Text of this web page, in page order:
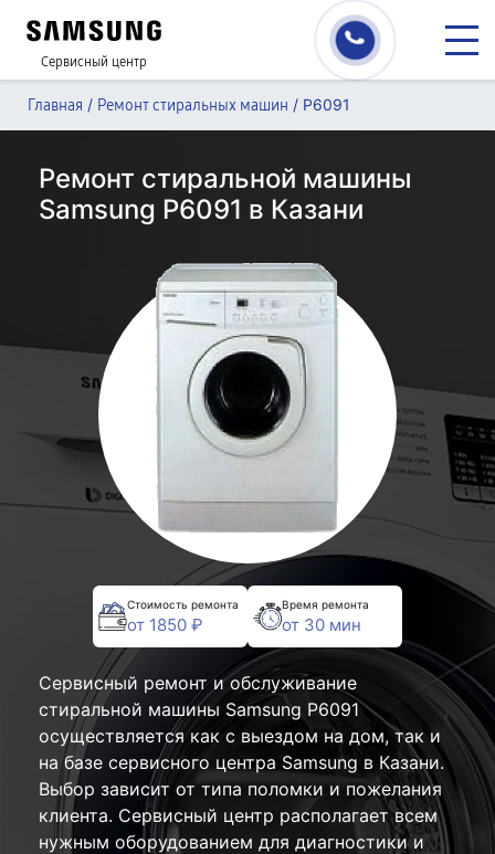
Сервисный центр
Главная / Ремонт стиральных машин / P6091
Ремонт стиральной машины
Samsung P6091 в Казани
Стоимость ремонта
от 1850 ₽
Время ремонта
от 30 мин
Сервисный ремонт и обслуживание
стиральной машины Samsung P6091
осуществляется как с выездом на дом, так и
на базе сервисного центра Samsung в Казани.
Выбор зависит от типа поломки и пожелания
клиента. Сервисный центр располагает всем
нужным оборудованием для диагностики и